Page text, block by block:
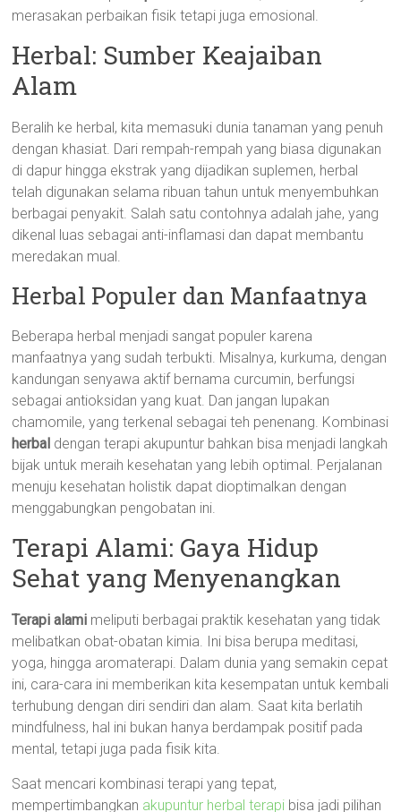
merasakan perbaikan fisik tetapi juga emosional.
Herbal: Sumber Keajaiban
Alam
Beralih ke herbal, kita memasuki dunia tanaman yang penuh
dengan khasiat. Dari rempah-rempah yang biasa digunakan
di dapur hingga ekstrak yang dijadikan suplemen, herbal
telah digunakan selama ribuan tahun untuk menyembuhkan
berbagai penyakit. Salah satu contohnya adalah jahe, yang
dikenal luas sebagai anti-inflamasi dan dapat membantu
meredakan mual.
Herbal Populer dan Manfaatnya
Beberapa herbal menjadi sangat populer karena
manfaatnya yang sudah terbukti. Misalnya, kurkuma, dengan
kandungan senyawa aktif bernama curcumin, berfungsi
sebagai antioksidan yang kuat. Dan jangan lupakan
chamomile, yang terkenal sebagai teh penenang. Kombinasi
herbal dengan terapi akupuntur bahkan bisa menjadi langkah
bijak untuk meraih kesehatan yang lebih optimal. Perjalanan
menuju kesehatan holistik dapat dioptimalkan dengan
menggabungkan pengobatan ini.
Terapi Alami: Gaya Hidup
Sehat yang Menyenangkan
Terapi alami meliputi berbagai praktik kesehatan yang tidak
melibatkan obat-obatan kimia. Ini bisa berupa meditasi,
yoga, hingga aromaterapi. Dalam dunia yang semakin cepat
ini, cara-cara ini memberikan kita kesempatan untuk kembali
terhubung dengan diri sendiri dan alam. Saat kita berlatih
mindfulness, hal ini bukan hanya berdampak positif pada
mental, tetapi juga pada fisik kita.
Saat mencari kombinasi terapi yang tepat,
mempertimbangkan akupuntur herbal terapi bisa jadi pilihan